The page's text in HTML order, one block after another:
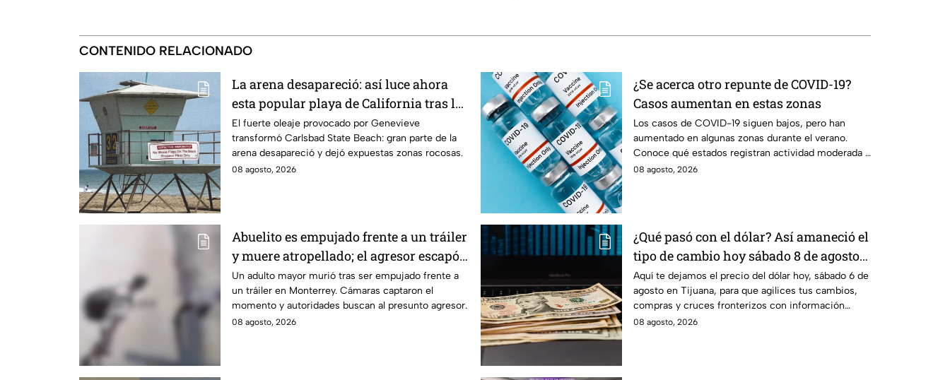
CONTENIDO RELACIONADO
La arena desapareció: así luce ahora
esta popular playa de California tras los
efectos de Genevieve
El fuerte oleaje provocado por Genevieve
transformó Carlsbad State Beach: gran parte de la
arena desapareció y dejó expuestas zonas rocosas.
08 agosto, 2026
¿Se acerca otro repunte de COVID-19?
Casos aumentan en estas zonas
Los casos de COVID-19 siguen bajos, pero han
aumentado en algunas zonas durante el verano.
Conoce qué estados registran actividad moderada y
alta del virus.
08 agosto, 2026
Abuelito es empujado frente a un tráiler
y muere atropellado; el agresor escapó |
IMÁGENES SENSIBLES
Un adulto mayor murió tras ser empujado frente a
un tráiler en Monterrey. Cámaras captaron el
momento y autoridades buscan al presunto agresor.
08 agosto, 2026
¿Qué pasó con el dólar? Así amaneció el
tipo de cambio hoy sábado 8 de agosto
en Tijuana
Aquí te dejamos el precio del dólar hoy, sábado 6 de
agosto en Tijuana, para que agilices tus cambios,
compras y cruces fronterizos con información
actualizada.
08 agosto, 2026